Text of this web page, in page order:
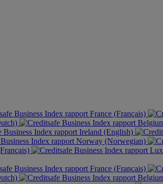
France (Français)
Ireland (English)
Norway (Norwegian)
France (Français)